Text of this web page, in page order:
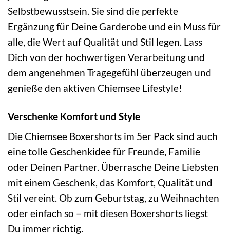
Selbstbewusstsein. Sie sind die perfekte
Ergänzung für Deine Garderobe und ein Muss für
alle, die Wert auf Qualität und Stil legen. Lass
Dich von der hochwertigen Verarbeitung und
dem angenehmen Tragegefühl überzeugen und
genieße den aktiven Chiemsee Lifestyle!
Verschenke Komfort und Style
Die Chiemsee Boxershorts im 5er Pack sind auch
eine tolle Geschenkidee für Freunde, Familie
oder Deinen Partner. Überrasche Deine Liebsten
mit einem Geschenk, das Komfort, Qualität und
Stil vereint. Ob zum Geburtstag, zu Weihnachten
oder einfach so – mit diesen Boxershorts liegst
Du immer richtig.